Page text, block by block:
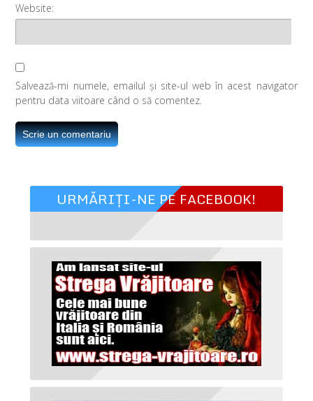
Website:
Salvează-mi numele, emailul și site-ul web în acest navigator
pentru data viitoare când o să comentez.
URMĂRIȚI-NE PE FACEBOOK!